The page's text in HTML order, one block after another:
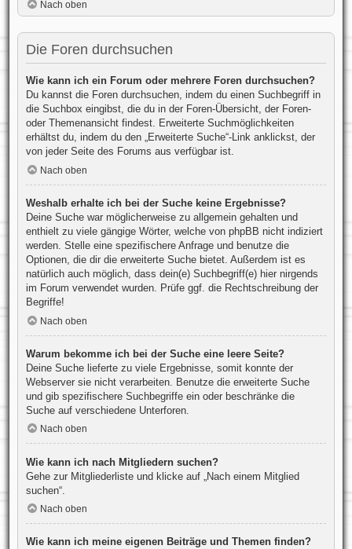
Nach oben
Die Foren durchsuchen
Wie kann ich ein Forum oder mehrere Foren durchsuchen?
Du kannst die Foren durchsuchen, indem du einen Suchbegriff in
die Suchbox eingibst, die du in der Foren-Übersicht, der Foren-
oder Themenansicht findest. Erweiterte Suchmöglichkeiten
erhältst du, indem du den „Erweiterte Suche“-Link anklickst, der
von jeder Seite des Forums aus verfügbar ist.
Nach oben
Weshalb erhalte ich bei der Suche keine Ergebnisse?
Deine Suche war möglicherweise zu allgemein gehalten und
enthielt zu viele gängige Wörter, welche von phpBB nicht indiziert
werden. Stelle eine spezifischere Anfrage und benutze die
Optionen, die dir die erweiterte Suche bietet. Außerdem ist es
natürlich auch möglich, dass dein(e) Suchbegriff(e) hier nirgends
im Forum verwendet wurden. Prüfe ggf. die Rechtschreibung der
Begriffe!
Nach oben
Warum bekomme ich bei der Suche eine leere Seite?
Deine Suche lieferte zu viele Ergebnisse, somit konnte der
Webserver sie nicht verarbeiten. Benutze die erweiterte Suche
und gib spezifischere Suchbegriffe ein oder beschränke die
Suche auf verschiedene Unterforen.
Nach oben
Wie kann ich nach Mitgliedern suchen?
Gehe zur Mitgliederliste und klicke auf „Nach einem Mitglied
suchen“.
Nach oben
Wie kann ich meine eigenen Beiträge und Themen finden?